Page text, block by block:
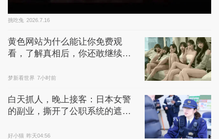
挑吃兔 2026.7.16
黄色网站为什么能让你免费观
看，了解真相后，你还敢继续浏
梦新看世界 7小时前
白天抓人，晚上接客：日本女警
的副业，撕开了公职系统的遮羞
好小猫 昨天04:56